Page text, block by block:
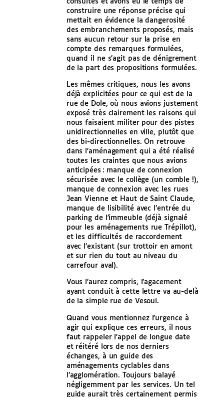
construire une réponse précise qui
mettait en évidence la dangerosité
des embranchements proposés, mais
sans aucun retour sur la prise en
compte des remarques formulées,
quand il ne s’agit pas de dénigrement
de la part des propositions formulées.
Les mêmes critiques, nous les avons
déjà explicitées pour ce qui est de la
rue de Dole, où nous avions justement
exposé très clairement les raisons qui
nous faisaient militer pour des pistes
unidirectionnelles en ville, plutôt que
des bi-directionnelles. On retrouve
dans l’aménagement qui a été réalisé
toutes les craintes que nous avions
anticipées : manque de connexion
sécurisée avec le collège (un comble !),
manque de connexion avec les rues
Jean Vienne et Haut de Saint Claude,
manque de lisibilité avec l’entrée du
parking de l’immeuble (déjà signalé
pour les aménagements rue Trépillot),
et les difficultés de raccordement
avec l’existant (sur trottoir en amont
et sur rien du tout au niveau du
carrefour aval).
Vous l’aurez compris, l’agacement
ayant conduit à cette lettre va au-delà
de la simple rue de Vesoul.
Quand vous mentionnez l’urgence à
agir qui explique ces erreurs, il nous
faut rappeler l’appel de longue date
et réitéré lors de nos derniers
échanges, à un guide des
aménagements cyclables dans
l’agglomération. Toujours balayé
négligemment par les services. Un tel
guide aurait très certainement permis